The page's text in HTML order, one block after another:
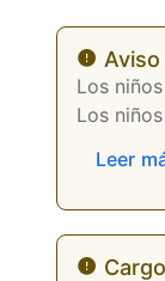
Los
Los
Leer